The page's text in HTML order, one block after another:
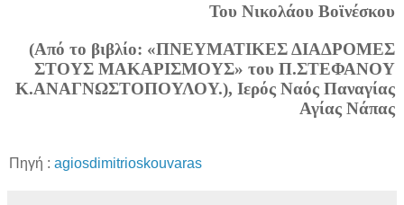
Του Νικολάου Βοϊνέσκου
(Από το βιβλίο: «ΠΝΕΥΜΑΤΙΚΕΣ ΔΙΑΔΡΟΜΕΣ
ΣΤΟΥΣ ΜΑΚΑΡΙΣΜΟΥΣ» του Π.ΣΤΕΦΑΝΟΥ
Κ.ΑΝΑΓΝΩΣΤΟΠΟΥΛΟΥ.), Ιερός Ναός Παναγίας
Αγίας Νάπας
Πηγή : agiosdimitrioskouvaras